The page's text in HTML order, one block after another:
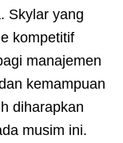
Skylar yang
kompetitif
manajemen
kemampuan
diharapkan
musim ini.